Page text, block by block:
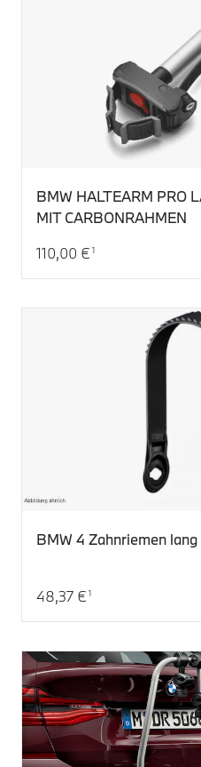
BMW HALTEARM PRO
MIT CARBONRAHMEN
Aktueller Preis: 110,00 €
110,00 € 1
BMW 4 Zahnriemen
Aktueller Preis: 48,37 €
48,37 € 1